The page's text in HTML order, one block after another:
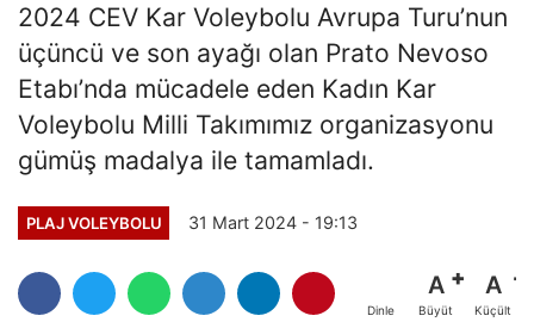
2024 CEV Kar Voleybolu Avrupa Turu’nun
üçüncü ve son ayağı olan Prato Nevoso
Etabı’nda mücadele eden Kadın Kar
Voleybolu Milli Takımımız organizasyonu
gümüş madalya ile tamamladı.
PLAJ VOLEYBOLU 31 Mart 2024 - 19:13
Dinle
A
Büyüt
A
Küçült